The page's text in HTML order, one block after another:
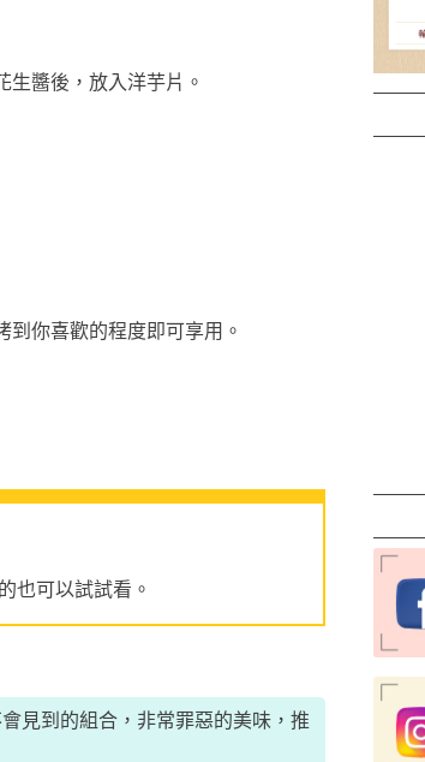
生醬後，放入洋芋片。
到你喜歡的程度即可享用。
也可以試試看。
見到的組合，非常罪惡的美味，推